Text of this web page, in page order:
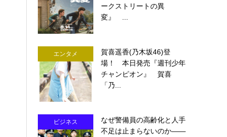
ークストリートの異
変』 ...
エンタメ
賀喜遥香(乃木坂46)登
場！ 本日発売『週刊少年
チャンピオン』 賀喜
「乃...
ビジネス
なぜ警備員の高齢化と人手
不足は止まらないのか――